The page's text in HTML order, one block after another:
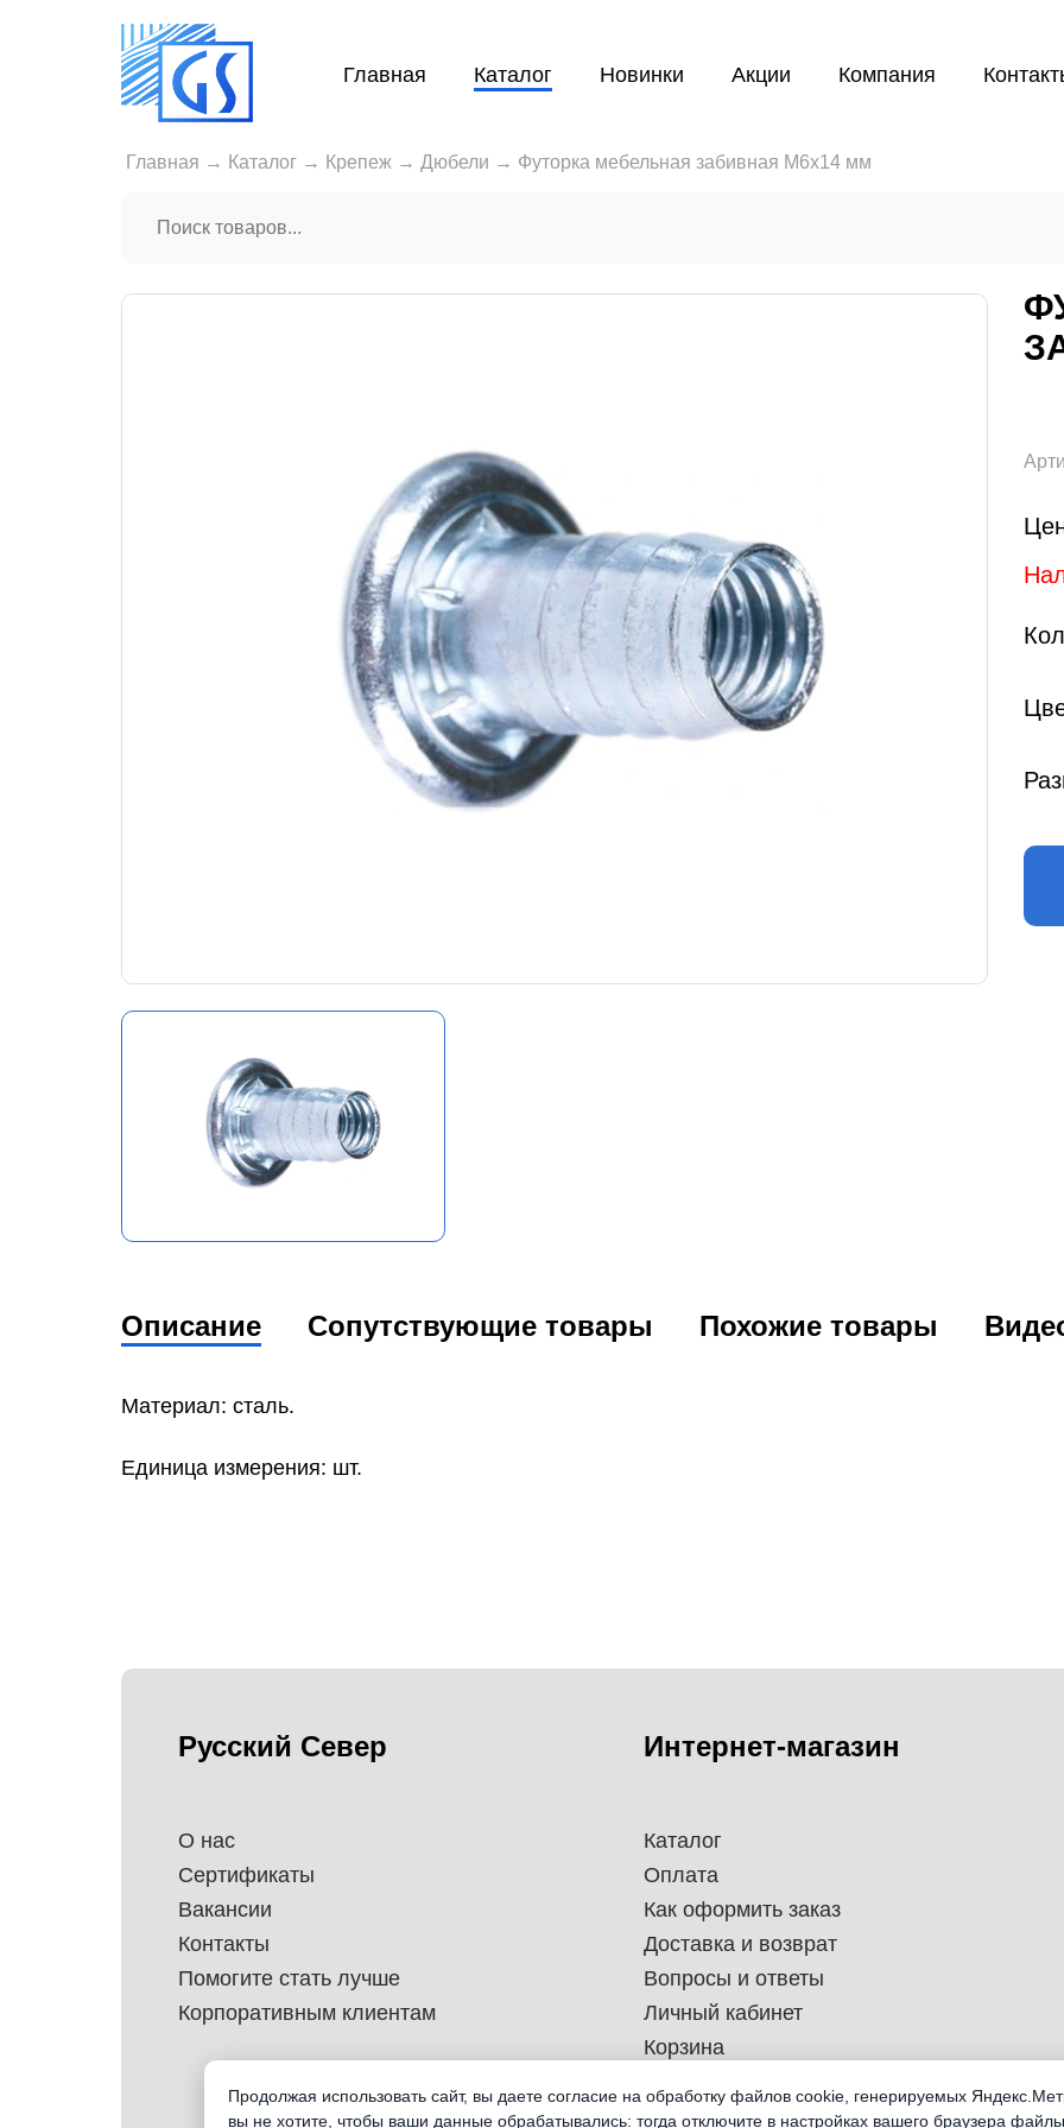
Главная Каталог Новинки Акции Компания
Главная → Каталог → Крепеж → Дюбели → Футорка мебельная забивная M6х14 мм
Описание Сопутствующие товары Похожие товары
Материал: сталь.
Единица измерения: шт.
Русский Север
О нас
Сертификаты
Вакансии
Контакты
Помогите стать лучше
Корпоративным клиентам
Интернет-магазин
Каталог
Оплата
Как оформить заказ
Доставка и возврат
Вопросы и ответы
Личный кабинет
Корзина
Продолжая использовать сайт, вы даете согласие на обработку файлов cookie, генерируемых
вы не хотите, чтобы ваши данные обрабатывались: тогда отключите в настройках вашего браузера